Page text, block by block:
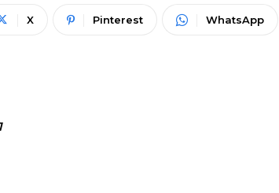
X Pinterest WhatsApp